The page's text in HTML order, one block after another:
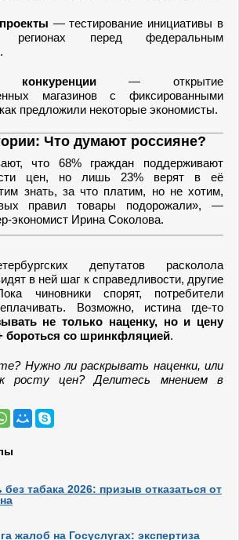
— тестирование инициативы в
регионах перед федеральным
конкуренции— открытие
магазинов с фиксированными
предложили некоторые экономисты.
Что думают россияне?
что 68% граждан поддерживают
цен, но лишь 23% верят в её
знать, за что платим, но не хотим,
правил товары подорожали», —
экономист Ирина Соколова.
депутатов расколола
в ней шаг к справедливости, другие
чиновники спорят, потребители
Возможно, истина где-то
не только наценку, но и цену
бороться со шринкфляцией.
Нужно ли раскрывать наценки, или
росту цен? Делитесь мнением в
табака 2026: призыв отказаться от
жалоб на Госуслугах: экспертиза